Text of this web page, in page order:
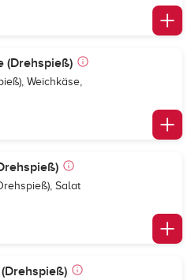
(Drehspieß)
Weichkäse,
Salat